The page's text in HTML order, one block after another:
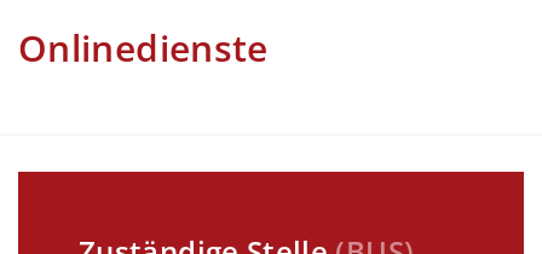
Onlinedienste